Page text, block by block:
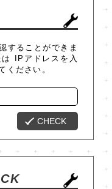
することができま
IPアドレスを入
ください。
CHECK